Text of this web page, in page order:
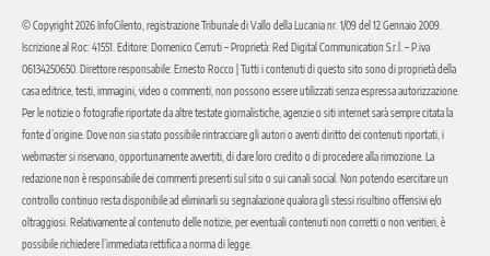
© Copyright 2026 InfoCilento, registrazione Tribunale di Vallo della Lucania nr. 1/09 del 12 Gennaio 2009.
Iscrizione al Roc: 41551. Editore: Domenico Cerruti – Proprietà: Red Digital Communication S.r.l. – P.iva
06134250650. Direttore responsabile: Ernesto Rocco | Tutti i contenuti di questo sito sono di proprietà della
casa editrice, testi, immagini, video o commenti, non possono essere utilizzati senza espressa autorizzazione.
Per le notizie o fotografie riportate da altre testate giornalistiche, agenzie o siti internet sarà sempre citata la
fonte d’origine. Dove non sia stato possibile rintracciare gli autori o aventi diritto dei contenuti riportati, i
webmaster si riservano, opportunamente avvertiti, di dare loro credito o di procedere alla rimozione. La
redazione non è responsabile dei commenti presenti sul sito o sui canali social. Non potendo esercitare un
controllo continuo resta disponibile ad eliminarli su segnalazione qualora gli stessi risultino offensivi e/o
oltraggiosi. Relativamente al contenuto delle notizie, per eventuali contenuti non corretti o non veritieri, è
possibile richiedere l’immediata rettifica a norma di legge.